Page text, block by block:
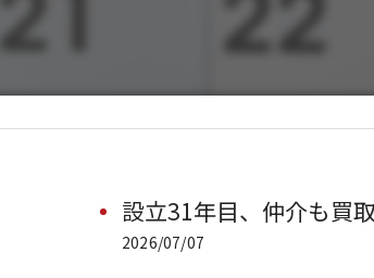
設立31年目、仲介も買
2026/07/07